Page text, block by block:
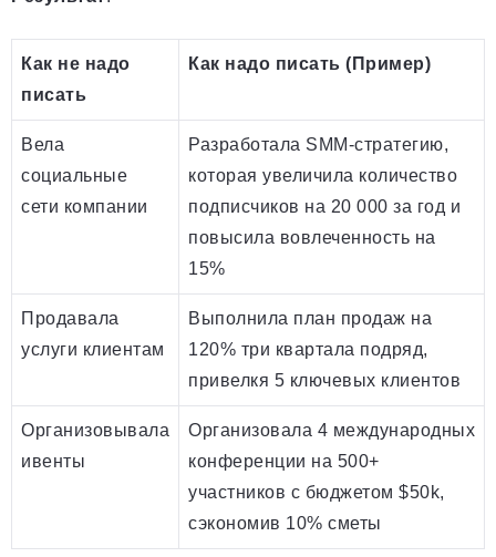
Как не надо
писать
Как надо писать (Пример)
Вела
социальные
сети компании
Разработала SMM-стратегию,
которая увеличила количество
подписчиков на 20 000 за год и
повысила вовлеченность на
15%
Продавала
услуги клиентам
Выполнила план продаж на
120% три квартала подряд,
привелкя 5 ключевых клиентов
Организовывала
ивенты
Организовала 4 международных
конференции на 500+
участников с бюджетом $50k,
сэкономив 10% сметы